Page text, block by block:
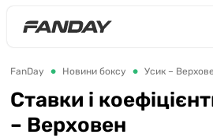
FanDay Новини боксу Усик –
Ставки і
– Верховен